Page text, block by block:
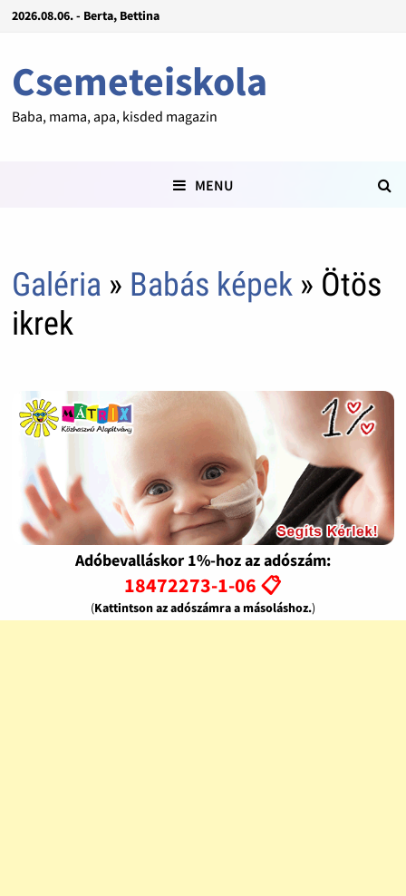
2026.08.06. - Berta, Bettina
Csemeteiskola
Baba, mama, apa, kisded magazin
MENU
Galéria » Babás képek» Ötös
ikrek
Adóbevalláskor 1%-hoz az adószám:
18472273-1-06 📋
(Kattintson az adószámra a másoláshoz.)